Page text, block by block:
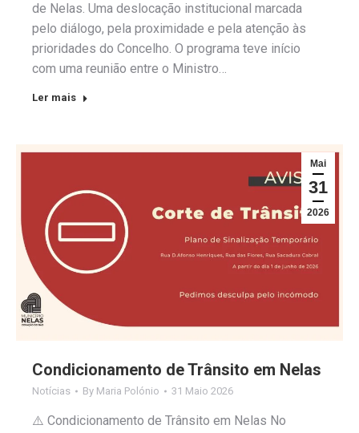
de Nelas. Uma deslocação institucional marcada
pelo diálogo, pela proximidade e pela atenção às
prioridades do Concelho. O programa teve início
com uma reunião entre o Ministro…
Ler mais
Mai
31
2026
Condicionamento de Trânsito em Nelas
Notícias By Maria Polónio 31 Maio 2026
⚠️ Condicionamento de Trânsito em Nelas No